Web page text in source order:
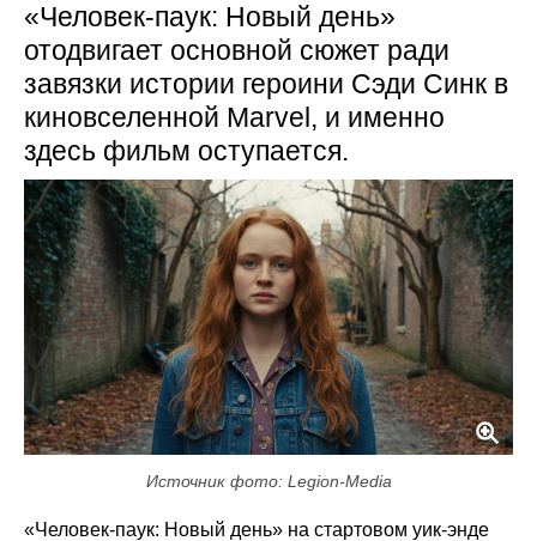
«Человек-паук: Новый день»
отодвигает основной сюжет ради
завязки истории героини Сэди Синк в
киновселенной Marvel, и именно
здесь фильм оступается.
Источник фото: Legion-Media
«Человек-паук: Новый день» на стартовом уик-энде